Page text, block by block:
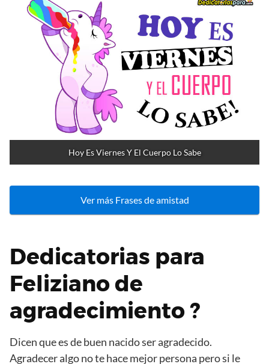
Hoy Es Viernes Y El Cuerpo Lo Sabe
Ver más Frases de amistad
Dedicatorias para
Feliziano de
agradecimiento ?
Dicen que es de buen nacido ser agradecido.
Agradecer algo no te hace mejor persona pero si le